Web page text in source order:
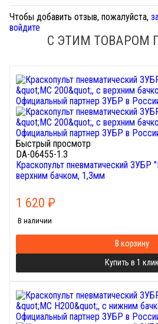
Чтобы добавить отзыв, пожалуйста,
войдите
С ЭТИМ ТОВАРОМ
Быстрый просмотр
DA-06455-1.3
Краскопульт пневматический
верхним бачком, 1,3мм
1 620 ₽
В наличии
В корзину
Купить в 1